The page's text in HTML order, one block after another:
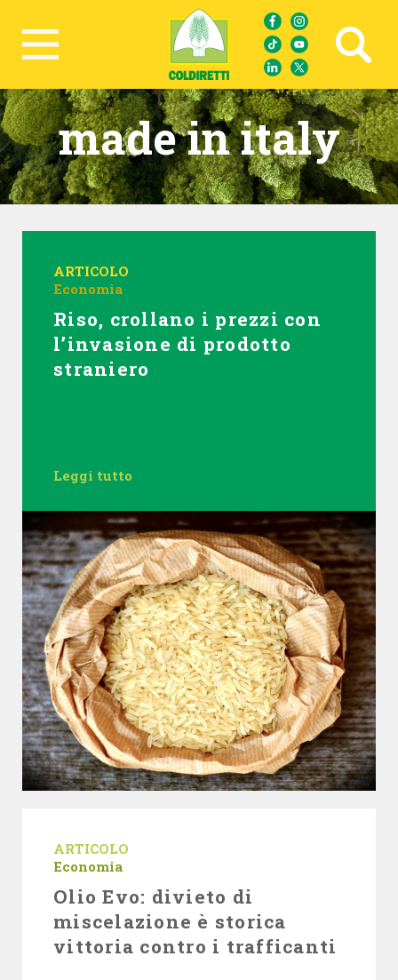
Ricerca avanzata
made in italy
ARTICOLO
Economia
Riso, crollano i prezzi con
l’invasione di prodotto
straniero
Leggi tutto
ARTICOLO
Economia
Olio Evo: divieto di
miscelazione è storica
vittoria contro i trafficanti